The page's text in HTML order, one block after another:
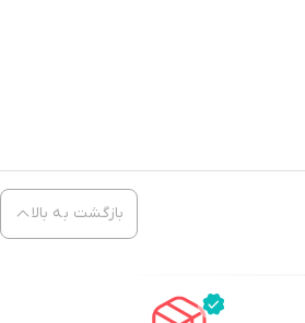
بازگشت به بالا